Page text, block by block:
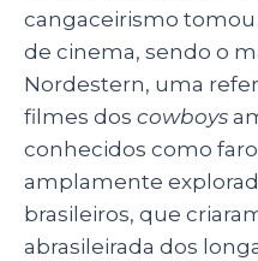
cangaceirismo tomou
de cinema, sendo o
Nordestern, uma
filmes dos cowboys
conhecidos como
amplamente
brasileiros, que
abrasileirada dos